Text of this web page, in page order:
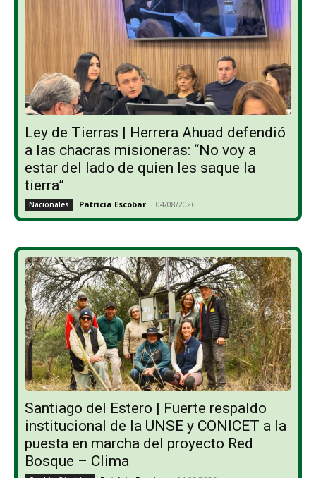
Ley de Tierras | Herrera Ahuad defendió
a las chacras misioneras: “No voy a
estar del lado de quien les saque la
tierra”
Nacionales Patricia Escobar - 04/08/2026
Santiago del Estero | Fuerte respaldo
institucional de la UNSE y CONICET a la
puesta en marcha del proyecto Red
Bosque – Clima